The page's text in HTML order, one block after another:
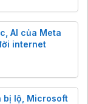
AI của Meta
internet
bị lộ, Microsoft